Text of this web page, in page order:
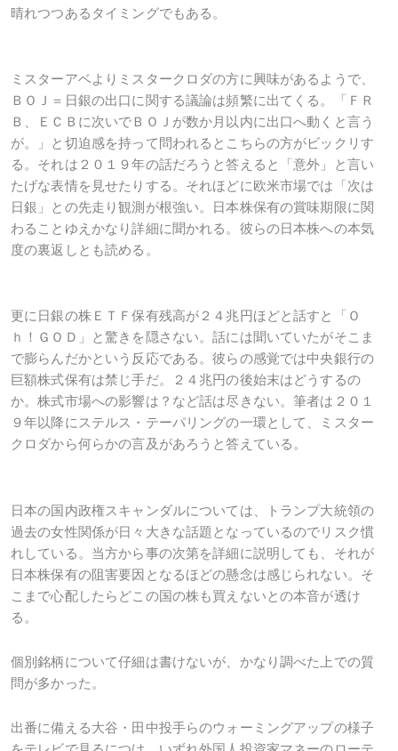
晴れつつあるタイミングでもある。
ミスターアベよりミスタークロダの方に興味があるようで、
ＢＯＪ＝日銀の出口に関する議論は頻繁に出てくる。「ＦＲ
Ｂ、ＥＣＢに次いでＢＯＪが数か月以内に出口へ動くと言う
が。」と切迫感を持って問われるとこちらの方がビックリす
る。それは２０１９年の話だろうと答えると「意外」と言い
たげな表情を見せたりする。それほどに欧米市場では「次は
日銀」との先走り観測が根強い。日本株保有の賞味期限に関
わることゆえかなり詳細に聞かれる。彼らの日本株への本気
度の裏返しとも読める。
更に日銀の株ＥＴＦ保有残高が２４兆円ほどと話すと「Ｏ
ｈ！ＧＯＤ」と驚きを隠さない。話には聞いていたがそこま
で膨らんだかという反応である。彼らの感覚では中央銀行の
巨額株式保有は禁じ手だ。２４兆円の後始末はどうするの
か。株式市場への影響は？など話は尽きない。筆者は２０１
９年以降にステルス・テーパリングの一環として、ミスター
クロダから何らかの言及があろうと答えている。
日本の国内政権スキャンダルについては、トランプ大統領の
過去の女性関係が日々大きな話題となっているのでリスク慣
れしている。当方から事の次第を詳細に説明しても、それが
日本株保有の阻害要因となるほどの懸念は感じられない。そ
こまで心配したらどこの国の株も買えないとの本音が透け
る。
個別銘柄について仔細は書けないが、かなり調べた上での質
問が多かった。
出番に備える大谷・田中投手らのウォーミングアップの様子